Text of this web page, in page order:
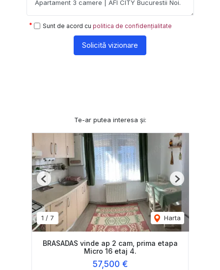
Sunt de acord cu politica de confidențialitate
Solicită vizionare
Te-ar putea interesa și:
1 / 7 Harta
Previous Next
BRASADAS vinde ap 2 cam, prima etapa
Micro 16 etaj 4.
57,500 €